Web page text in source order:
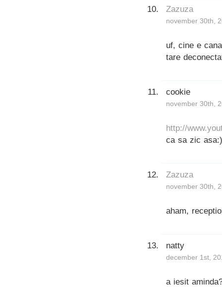
Zazuza
november 30th,
uf, cine e
tare
cookie
november 30th,
http://
ca sa zic
Zazuza
november 30th,
aham,
natty
december 1st,
a iesit